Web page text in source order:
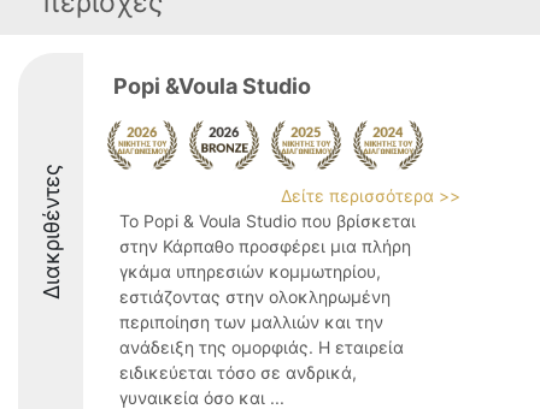
Διακριθέντες
Popi &Voula Studio
Δείτε περισσότερα >>
Το Popi & Voula Studio που βρίσκεται
στην Κάρπαθο προσφέρει μια πλήρη
γκάμα υπηρεσιών κομμωτηρίου,
εστιάζοντας στην ολοκληρωμένη
περιποίηση των μαλλιών και την
ανάδειξη της ομορφιάς. Η εταιρεία
ειδικεύεται τόσο σε ανδρικά,
γυναικεία όσο και ...